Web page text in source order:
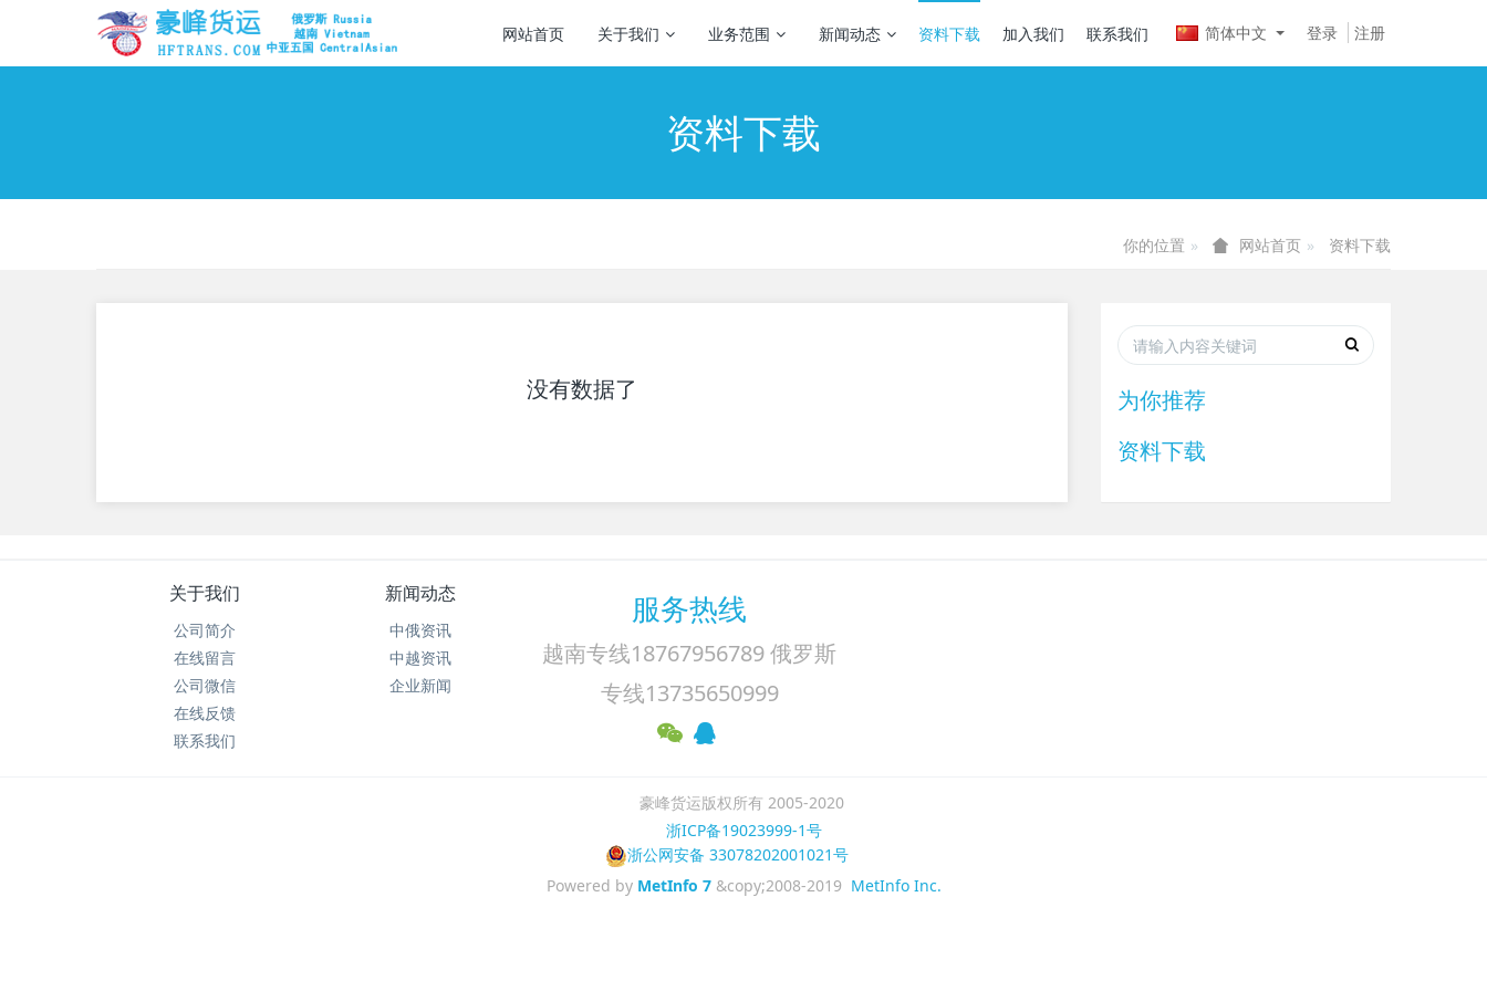
登录 注册
简体中文
网站首页 关于我们 业务范围 新闻动态 资料下载 加入我们 联系我们
资料下载
你的位置 网站首页 资料下载
没有数据了
为你推荐
资料下载
关于我们
公司简介
在线留言
公司微信
在线反馈
联系我们
新闻动态
中俄资讯
中越资讯
企业新闻
服务热线
越南专线18767956789 俄罗斯
专线13735650999
豪峰货运版权所有 2005-2020
浙ICP备19023999-1号
浙公网安备 33078202001021号
Powered by MetInfo 7&copy;2008-2019 MetInfo Inc.